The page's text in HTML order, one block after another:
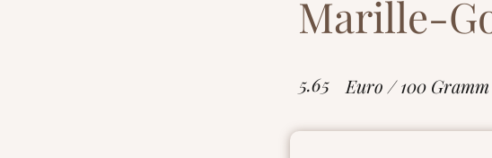
Marille-
5.65 Euro / 100 Gramm